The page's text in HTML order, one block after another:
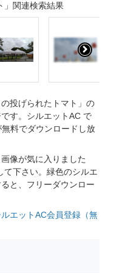
」関連検索結果
投げられたトマト」の
す。シルエットAC で
料でダウンロードし放
像が気に入りました
て下さい。緑色のシルエ
と、フリーダウンロー
ルエットAC会員登録（無